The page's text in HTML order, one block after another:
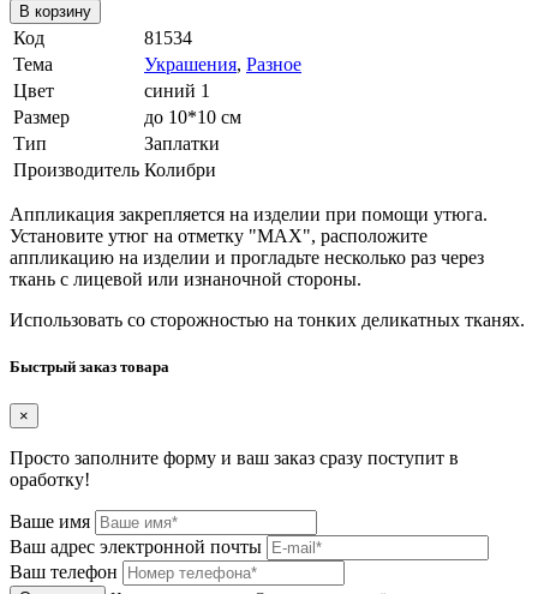
В корзину
Код
81534
Тема
Украшения, Разное
Цвет
синий 1
Размер
до 10*10 см
Тип
Заплатки
Производитель Колибри
Аппликация закрепляется на изделии при помощи утюга.
Установите утюг на отметку "MAX", расположите
аппликацию на изделии и прогладьте несколько раз через
ткань с лицевой или изнаночной стороны.
Использовать со сторожностью на тонких деликатных тканях.
Быстрый заказ товара
×
Просто заполните форму и ваш заказ сразу поступит в
оработку!
Ваше имя
Ваш адрес электронной почты
Ваш телефон